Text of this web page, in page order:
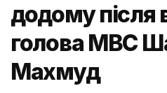
додому після
голова МВС
Махмуд